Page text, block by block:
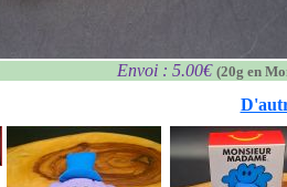
Envoi : 5.00€ (20g en